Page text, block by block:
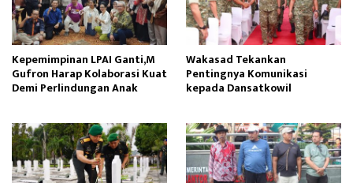
Kepemimpinan LPAI Ganti,M
Gufron Harap Kolaborasi Kuat
Demi Perlindungan Anak
Wakasad Tekankan
Pentingnya Komunikasi
kepada Dansatkowil